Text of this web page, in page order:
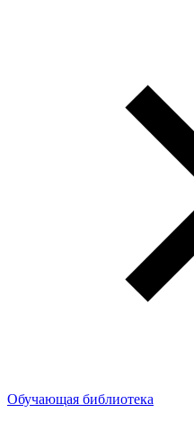
Обучающая библиотека